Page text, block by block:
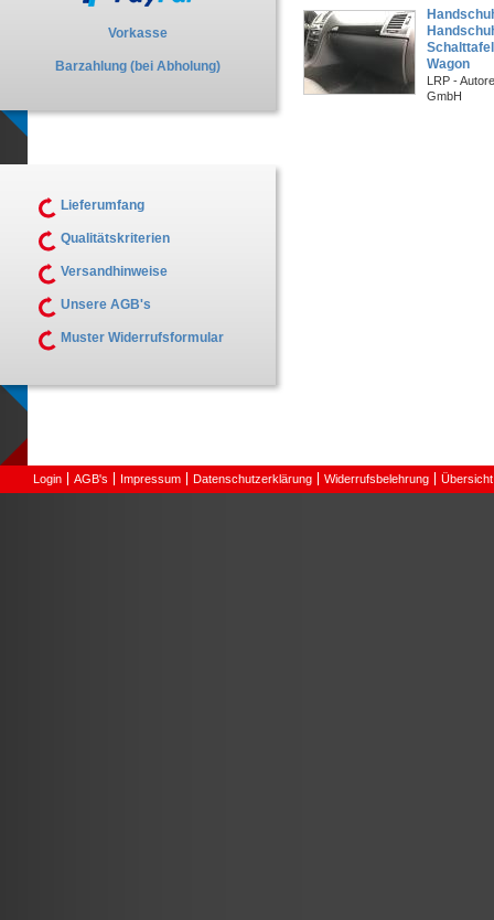
Wagon
LRP -
GmbH
Vorkasse
Barzahlung (bei Abholung)
Lieferumfang
Qualitätskriterien
Versandhinweise
Unsere AGB's
Muster Widerrufsformular
Login AGB's Impressum Datenschutzerklärung Widerrufsbelehrung